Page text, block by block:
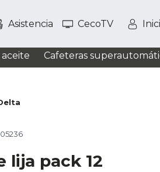
Asistencia CecoTV
aceite Cafeteras
lija pack 12